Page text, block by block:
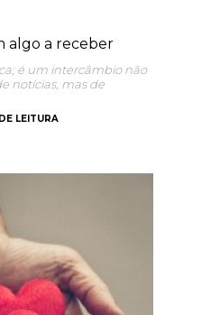
algo a receber
é um intercâmbio não
notícias, mas de
LEITURA